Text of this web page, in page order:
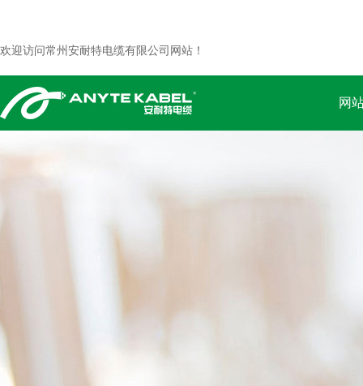
欢迎访问常州安耐特电缆有限公司网站！
网